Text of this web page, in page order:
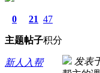
0
主题
21
帖子
47
积分
新人入帮 发表